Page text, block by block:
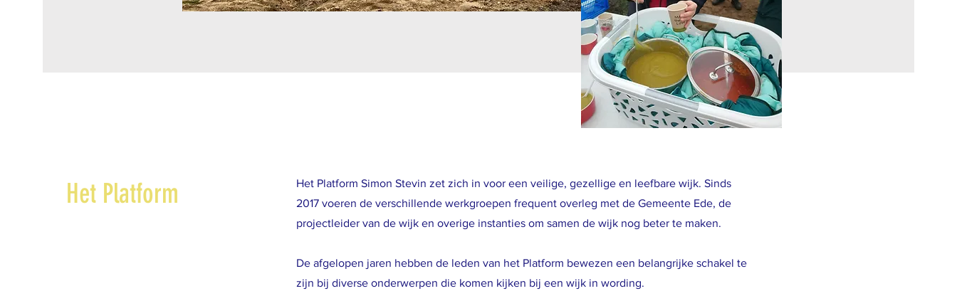
Het Platform
Het Platform Simon Stevin zet zich in voor een veilige, gezellige en leefbare wijk. Sinds
2017 voeren de verschillende werkgroepen frequent overleg met de Gemeente Ede, de
projectleider van de wijk en overige instanties om samen de wijk nog beter te maken.
De afgelopen jaren hebben de leden van het Platform bewezen een belangrijke schakel te
zijn bij diverse onderwerpen die komen kijken bij een wijk in wording.